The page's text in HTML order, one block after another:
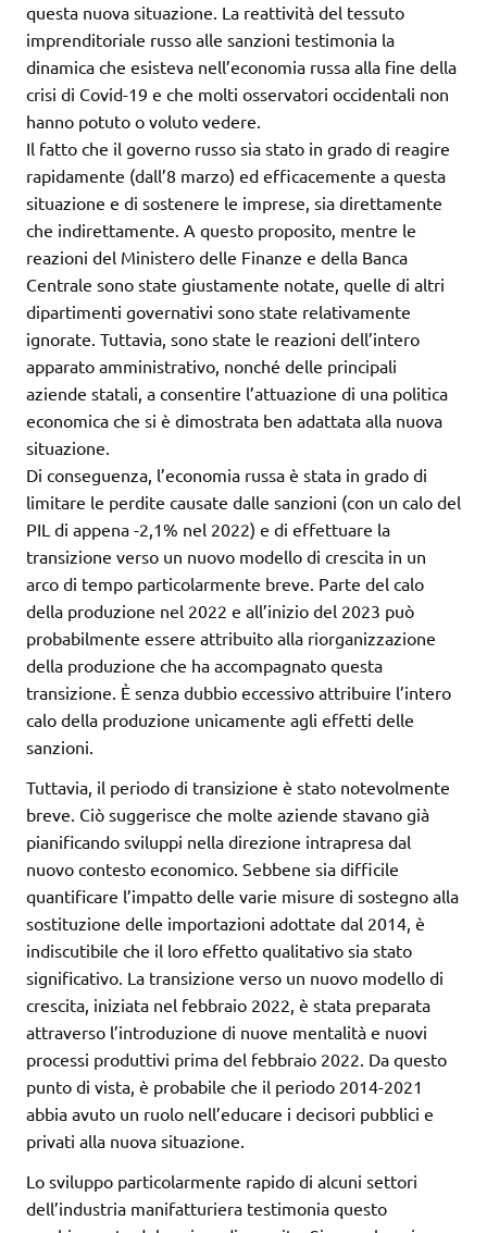
questa nuova situazione. La reattività del tessuto
imprenditoriale russo alle sanzioni testimonia la
dinamica che esisteva nell’economia russa alla fine della
crisi di Covid-19 e che molti osservatori occidentali non
hanno potuto o voluto vedere.
Il fatto che il governo russo sia stato in grado di reagire
rapidamente (dall’8 marzo) ed efficacemente a questa
situazione e di sostenere le imprese, sia direttamente
che indirettamente. A questo proposito, mentre le
reazioni del Ministero delle Finanze e della Banca
Centrale sono state giustamente notate, quelle di altri
dipartimenti governativi sono state relativamente
ignorate. Tuttavia, sono state le reazioni dell’intero
apparato amministrativo, nonché delle principali
aziende statali, a consentire l’attuazione di una politica
economica che si è dimostrata ben adattata alla nuova
situazione.
Di conseguenza, l’economia russa è stata in grado di
limitare le perdite causate dalle sanzioni (con un calo del
PIL di appena -2,1% nel 2022) e di effettuare la
transizione verso un nuovo modello di crescita in un
arco di tempo particolarmente breve. Parte del calo
della produzione nel 2022 e all’inizio del 2023 può
probabilmente essere attribuito alla riorganizzazione
della produzione che ha accompagnato questa
transizione. È senza dubbio eccessivo attribuire l’intero
calo della produzione unicamente agli effetti delle
sanzioni.
Tuttavia, il periodo di transizione è stato notevolmente
breve. Ciò suggerisce che molte aziende stavano già
pianificando sviluppi nella direzione intrapresa dal
nuovo contesto economico. Sebbene sia difficile
quantificare l’impatto delle varie misure di sostegno alla
sostituzione delle importazioni adottate dal 2014, è
indiscutibile che il loro effetto qualitativo sia stato
significativo. La transizione verso un nuovo modello di
crescita, iniziata nel febbraio 2022, è stata preparata
attraverso l’introduzione di nuove mentalità e nuovi
processi produttivi prima del febbraio 2022. Da questo
punto di vista, è probabile che il periodo 2014-2021
abbia avuto un ruolo nell’educare i decisori pubblici e
privati alla nuova situazione.
Lo sviluppo particolarmente rapido di alcuni settori
dell’industria manifatturiera testimonia questo